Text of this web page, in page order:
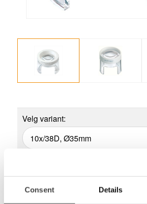
Consent Details
Velg variant:
22 69 61 00
Kontaktskjema